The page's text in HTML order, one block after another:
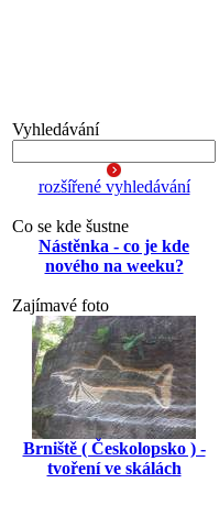
Vyhledávání
rozšířené vyhledávání
Co se kde šustne
Nástěnka - co je kde
nového na weeku?
Zajímavé foto
Brniště ( Českolopsko ) -
tvoření ve skálách